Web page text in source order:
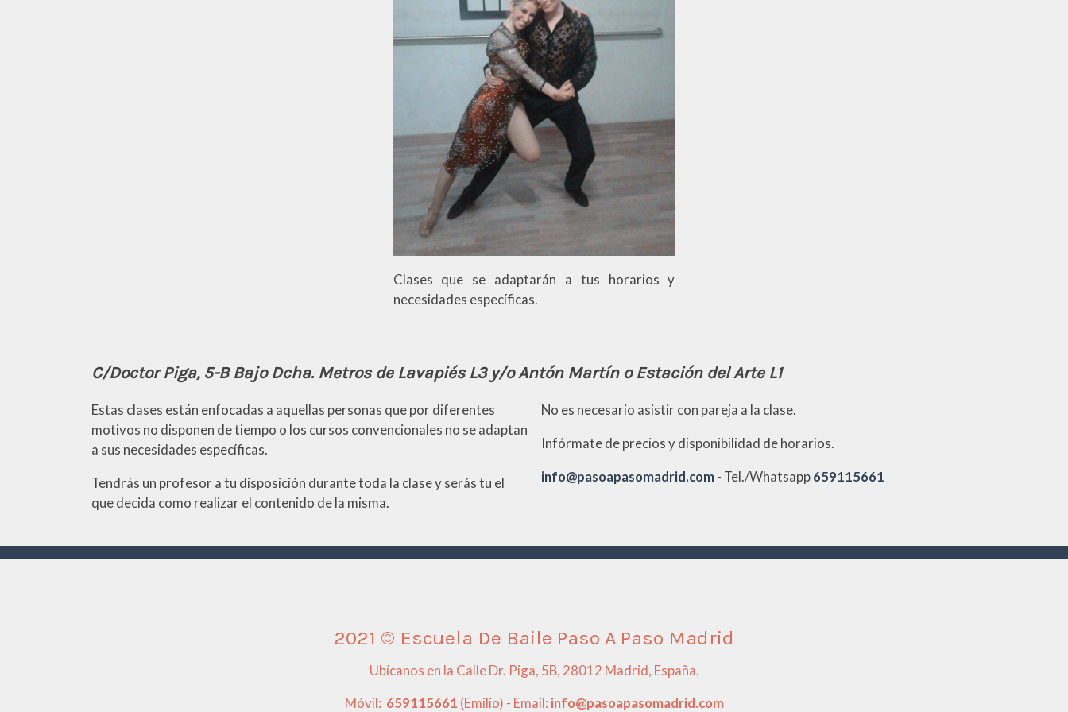
Clases que se adaptarán a tus horarios y
necesidades específicas.
C/Doctor Piga, 5-B Bajo Dcha. Metros de Lavapiés L3 y/o Antón Martín o Estación del Arte L1
Estas clases están enfocadas a aquellas personas que por diferentes
motivos no disponen de tiempo o los cursos convencionales no se adaptan
a sus necesidades específicas.
Tendrás un profesor a tu disposición durante toda la clase y serás tu el
que decida como realizar el contenido de la misma.
No es necesario asistir con pareja a la clase.
Infórmate de precios y disponibilidad de horarios.
info@pasoapasomadrid.com- Tel./Whatsapp659115661
2021 © Escuela De Baile Paso A Paso Madrid
Ubícanos en la Calle Dr. Piga, 5B, 28012 Madrid, España.
Móvil: 659115661 (Emilio) - Email: info@pasoapasomadrid.com